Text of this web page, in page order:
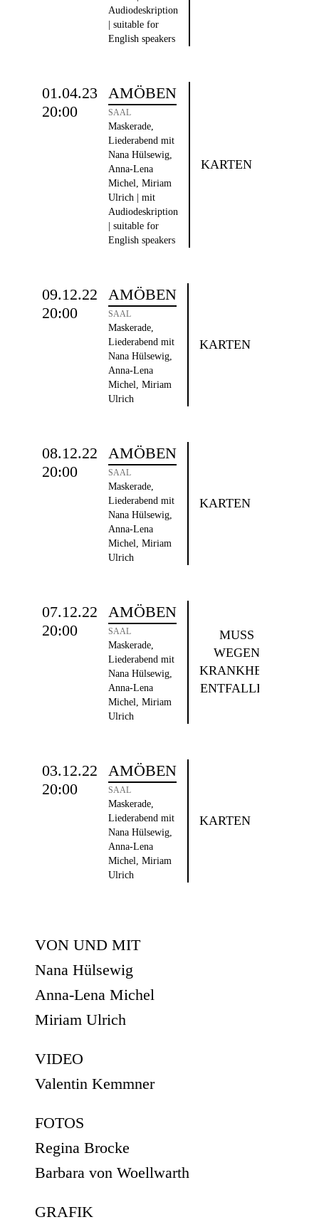
Audiodeskription
| suitable for
English speakers
01.04.23
20:00
AMÖBEN
SAAL
Maskerade,
Liederabend mit
Nana Hülsewig,
Anna-Lena
Michel, Miriam
Ulrich | mit
Audiodeskription
| suitable for
English speakers
KARTEN
09.12.22
20:00
AMÖBEN
SAAL
Maskerade,
Liederabend mit
Nana Hülsewig,
Anna-Lena
Michel, Miriam
Ulrich
KARTEN
08.12.22
20:00
AMÖBEN
SAAL
Maskerade,
Liederabend mit
Nana Hülsewig,
Anna-Lena
Michel, Miriam
Ulrich
KARTEN
07.12.22
20:00
AMÖBEN
SAAL
Maskerade,
Liederabend mit
Nana Hülsewig,
Anna-Lena
Michel, Miriam
Ulrich
MUSS
WEGEN
KRANKHEIT
ENTFALLEN
03.12.22
20:00
AMÖBEN
SAAL
Maskerade,
Liederabend mit
Nana Hülsewig,
Anna-Lena
Michel, Miriam
Ulrich
KARTEN
VON UND MIT
Nana Hülsewig
Anna-Lena Michel
Miriam Ulrich
VIDEO
Valentin Kemmner
FOTOS
Regina Brocke
Barbara von Woellwarth
GRAFIK